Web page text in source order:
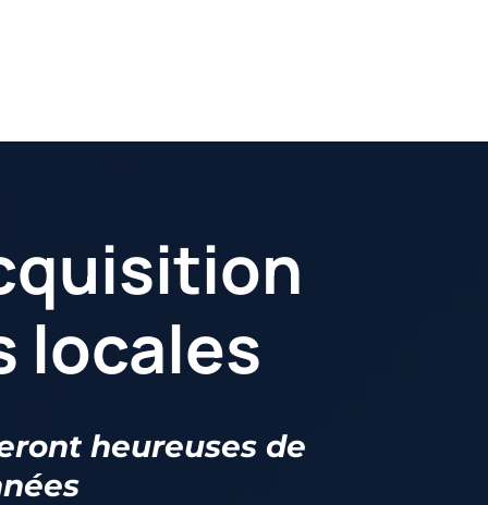
locales
heureuses de